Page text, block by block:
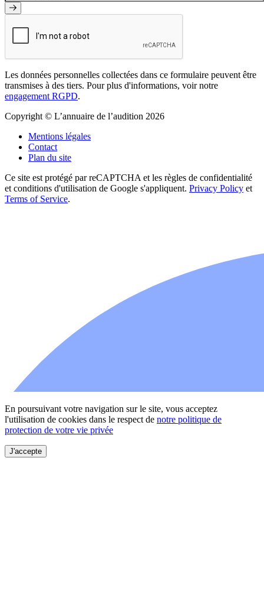
Les données personnelles collectées dans ce formulaire peuvent être
transmises à des tiers. Pour plus d'informations, voir notre
engagement RGPD.
Copyright © L’annuaire de l’audition 2026
Mentions légales
Contact
Plan du site
Ce site est protégé par reCAPTCHA et les règles de confidentialité
et conditions d'utilisation de Google s'appliquent. Privacy Policy et
Terms of Service.
En poursuivant votre navigation sur le site, vous acceptez
l'utilisation de cookies dans le respect de notre politique de
protection de votre vie privée
J'accepte